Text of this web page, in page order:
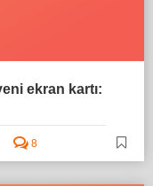
ekran kartı:
8